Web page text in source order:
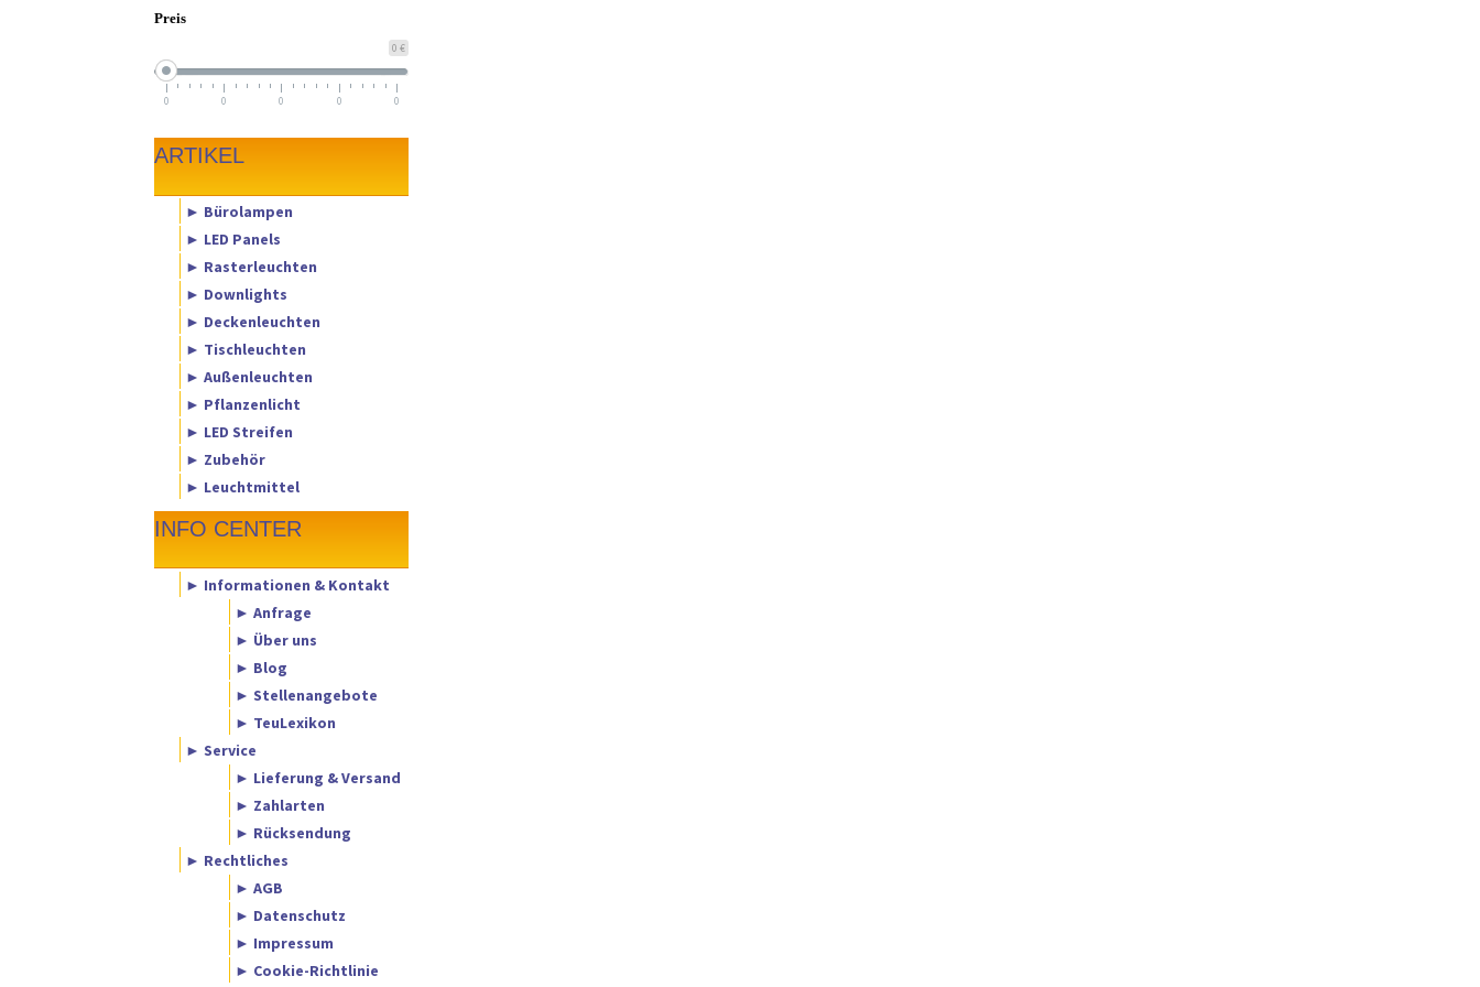
Preis
0 €
0 0 0 0 0
ARTIKEL
► Bürolampen
► LED Panels
► Rasterleuchten
► Downlights
► Deckenleuchten
► Tischleuchten
► Außenleuchten
► Pflanzenlicht
► LED Streifen
► Zubehör
► Leuchtmittel
INFO CENTER
► Informationen & Kontakt
► Anfrage
► Über uns
► Blog
► Stellenangebote
► TeuLexikon
► Service
► Lieferung & Versand
► Zahlarten
► Rücksendung
► Rechtliches
► AGB
► Datenschutz
► Impressum
► Cookie-Richtlinie